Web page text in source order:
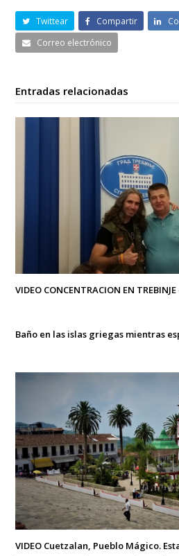
Twittear Compartir
Correo electrónico
Entradas relacionadas
VIDEO CONCENTRACION EN
Baño en las islas griegas mientras
VIDEO Cuetzalan, Pueblo Mágico.